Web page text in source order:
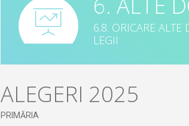
6.8. ORICARE
LEGII
ALEGERI 2025
PRIMĂRIA